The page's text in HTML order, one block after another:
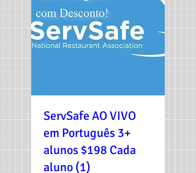
ServSafe AO VIVO
em Português 3+
alunos $198 Cada
aluno (1)